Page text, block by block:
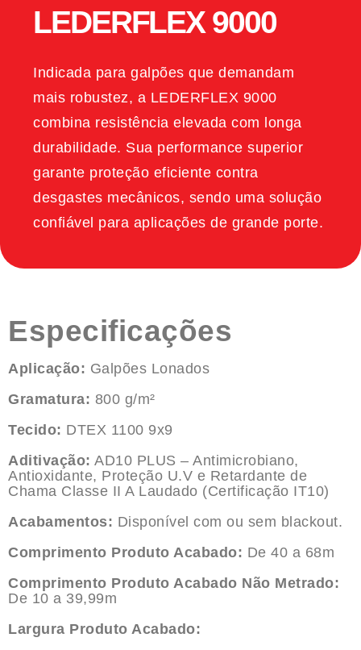
LEDERFLEX 9000
Indicada para galpões que demandam
mais robustez, a LEDERFLEX 9000
combina resistência elevada com longa
durabilidade. Sua performance superior
garante proteção eficiente contra
desgastes mecânicos, sendo uma solução
confiável para aplicações de grande porte.
Especificações
Aplicação: Galpões Lonados
Gramatura: 800 g/m²
Tecido: DTEX 1100 9x9
Aditivação: AD10 PLUS – Antimicrobiano,
Antioxidante, Proteção U.V e Retardante de
Chama Classe II A Laudado (Certificação IT10)
Acabamentos: Disponível com ou sem blackout.
Comprimento Produto Acabado: De 40 a 68m
Comprimento Produto Acabado Não Metrado:
De 10 a 39,99m
Largura Produto Acabado: